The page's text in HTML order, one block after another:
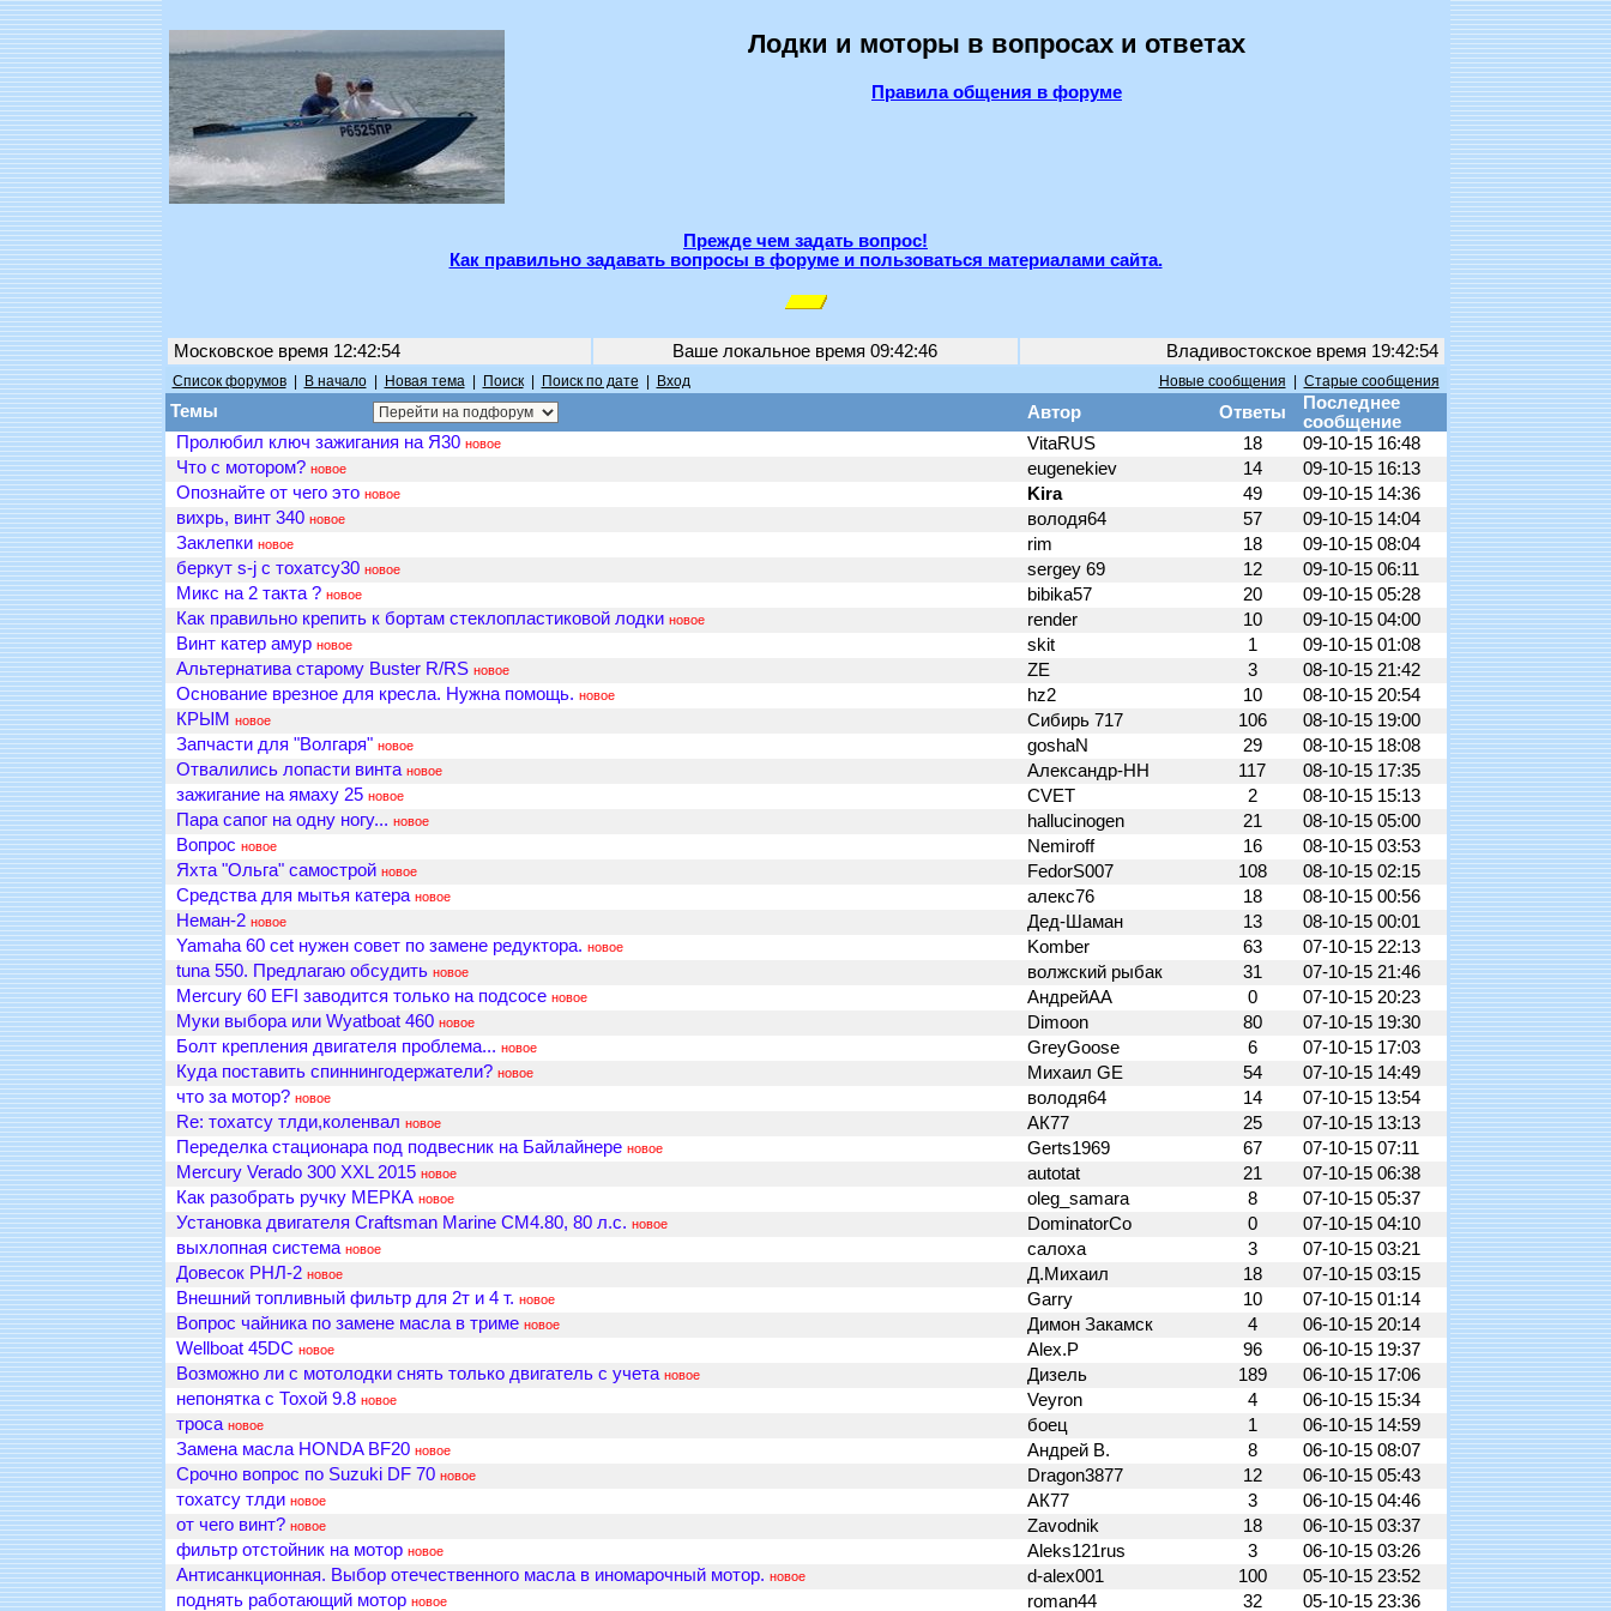
Лодки и моторы в вопросах и ответах
Правила общения в форуме
Прежде чем задать вопрос!
Как правильно задавать вопросы в форуме и пользоваться материалами сайта.
Московское время 12:42:54 Ваше локальное время 09:42:46 Владивостокское время 19:42:54
Список форумов| В начало| Новая тема| Поиск| Поиск по дате Вход Новые сообщения Старые сообщения
Темы Автор Ответы
Последнее
сообщение
Пролюбил ключ зажигания на Я30 новое VitaRUS 18
09-10-15 16:48
Что с мотором? новое eugenekiev 14
09-10-15 16:13
Опознайте от чего это новое Kira 49
09-10-15 14:36
вихрь, винт 340 новое володя64 57
09-10-15 14:04
Заклепки новое rim 18
09-10-15 08:04
беркут s-j с тохатсу30 новое sergey 69 12
09-10-15 06:11
Микс на 2 такта ? новое bibika57 20
09-10-15 05:28
Как правильно крепить к бортам стеклопластиковой лодки новое render 10
09-10-15 04:00
Винт катер амур новое skit 1
09-10-15 01:08
Альтернатива старому Buster R/RS новое ZE 3
08-10-15 21:42
Основание врезное для кресла. Нужна помощь. новое hz2 10
08-10-15 20:54
КРЫМ новое Сибирь 717 106
08-10-15 19:00
Запчасти для "Волгаря" новое goshaN 29
08-10-15 18:08
Отвалились лопасти винта новое Александр-НН 117
08-10-15 17:35
зажигание на ямаху 25 новое CVET 2
08-10-15 15:13
Пара сапог на одну ногу... новое hallucinogen 21
08-10-15 05:00
Вопрос новое Nemiroff 16
08-10-15 03:53
Яхта "Ольга" самострой новое FedorS007 108
08-10-15 02:15
Средства для мытья катера новое алекс76 18
08-10-15 00:56
Неман-2 новое Дед-Шаман 13
08-10-15 00:01
Yamaha 60 cet нужен совет по замене редуктора. новое Komber 63
07-10-15 22:13
tuna 550. Предлагаю обсудить новое волжский рыбак 31
07-10-15 21:46
Mercury 60 EFI заводится только на подсосе новое АндрейАА 0
07-10-15 20:23
Муки выбора или Wyatboat 460 новое Dimoon 80
07-10-15 19:30
Болт крепления двигателя проблема... новое GreyGoose 6
07-10-15 17:03
Куда поставить спиннингодержатели? новое Михаил GE 54
07-10-15 14:49
что за мотор? новое володя64 14
07-10-15 13:54
Re: тохатсу тлди,коленвал новое АК77 25
07-10-15 13:13
Переделка стационара под подвесник на Байлайнере новое Gerts1969 67
07-10-15 07:11
Mercury Verado 300 XXL 2015 новое autotat 21
07-10-15 06:38
Как разобрать ручку МЕРКА новое oleg_samara 8
07-10-15 05:37
Установка двигателя Craftsman Marine СМ4.80, 80 л.с. новое DominatorCo 0
07-10-15 04:10
выхлопная система новое салоха 3
07-10-15 03:21
Довесок РНЛ-2 новое Д.Михаил 18
07-10-15 03:15
Внешний топливный фильтр для 2т и 4 т. новое Garry 10
07-10-15 01:14
Вопрос чайника по замене масла в триме новое Димон Закамск 4
06-10-15 20:14
Wellboat 45DC новое Alex.P 96
06-10-15 19:37
Возможно ли с мотолодки снять только двигатель с учета новое Дизель 189
06-10-15 17:06
непонятка с Тохой 9.8 новое Veyron 4
06-10-15 15:34
троса новое боец 1
06-10-15 14:59
Замена масла HONDA BF20 новое Андрей В. 8
06-10-15 08:07
Срочно вопрос по Suzuki DF 70 новое Dragon3877 12
06-10-15 05:43
тохатсу тлди новое АК77 3
06-10-15 04:46
от чего винт? новое Zavodnik 18
06-10-15 03:37
фильтр отстойник на мотор новое Aleks121rus 3
06-10-15 03:26
Антисанкционная. Выбор отечественного масла в иномарочный мотор. новое d-alex001 100
05-10-15 23:52
поднять работающий мотор новое roman44 32 05-10-15 23:36